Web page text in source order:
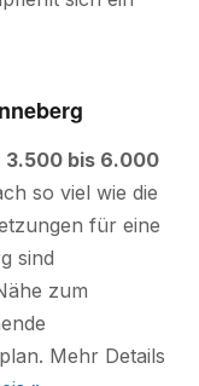
3.500 bis 6.000
so viel wie die
für eine
sind
zum
Mehr Details